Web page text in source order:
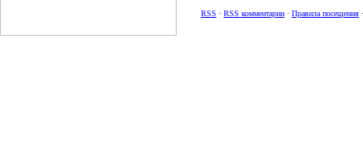
RSS · RSS комментарии · Правила посещения